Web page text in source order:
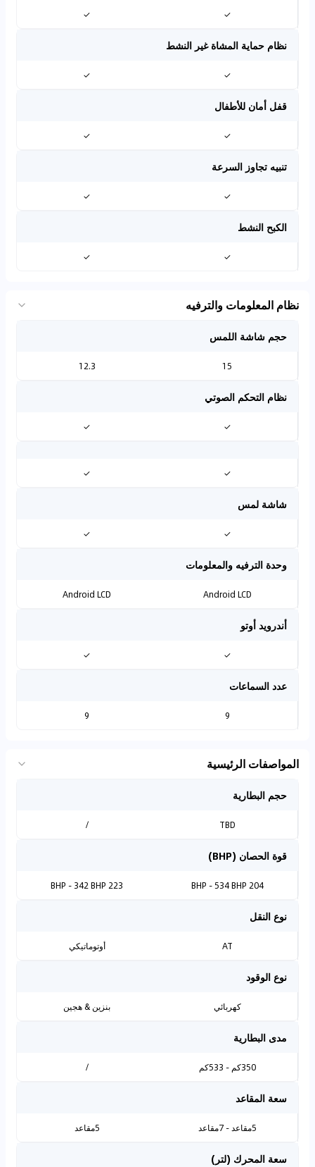
✓
✓
نظام حماية المشاة غير النشط
✓
✓
قفل أمان للأطفال
✓
✓
تنبيه تجاوز السرعة
✓
✓
الكبح النشط
✓
✓
نظام المعلومات والترفيه
حجم شاشة اللمس
15
12.3
نظام التحكم الصوتي
✓
✓
✓
✓
شاشة لمس
✓
✓
وحدة الترفيه والمعلومات
Android LCD
Android LCD
أندرويد أوتو
✓
✓
عدد السماعات
9
9
المواصفات الرئيسية
حجم البطارية
TBD
/
قوة الحصان (BHP)
204 BHP - 534 BHP
223 BHP - 342 BHP
نوع النقل
AT أوتوماتيكي
نوع الوقود
كهربائي بنزين & هجين
مدى البطارية
350كم - 533كم /
سعة المقاعد
5مقاعد - 7مقاعد 5مقاعد
سعة المحرك (لتر)